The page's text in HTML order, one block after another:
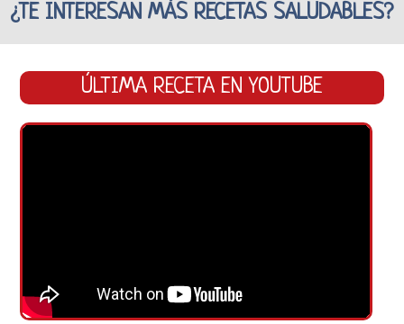
¿TE INTERESAN MÁS RECETAS SALUDABLES?
ÚLTIMA RECETA EN YOUTUBE